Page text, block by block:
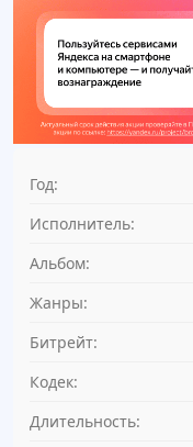
Год:
Исполнитель:
Альбом:
Жанры:
Битрейт:
Кодек:
Длительность: